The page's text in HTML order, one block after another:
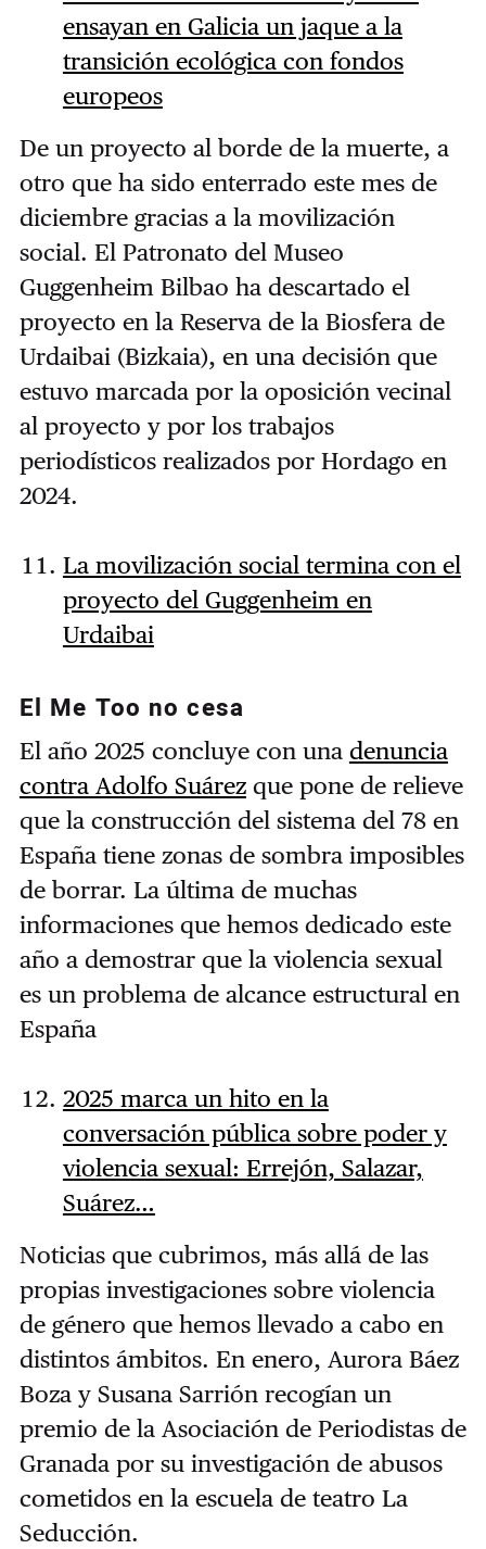
ensayan en Galicia un jaque a la
transición ecológica con fondos
europeos
De un proyecto al borde de la muerte, a
otro que ha sido enterrado este mes de
diciembre gracias a la movilización
social. El Patronato del Museo
Guggenheim Bilbao ha descartado el
proyecto en la Reserva de la Biosfera de
Urdaibai (Bizkaia), en una decisión que
estuvo marcada por la oposición vecinal
al proyecto y por los trabajos
periodísticos realizados por Hordago en
2024.
La movilización social termina con el
proyecto del Guggenheim en
Urdaibai
El Me Too no cesa
El año 2025 concluye con una denuncia
contra Adolfo Suárezque pone de relieve
que la construcción del sistema del 78 en
España tiene zonas de sombra imposibles
de borrar. La última de muchas
informaciones que hemos dedicado este
año a demostrar que la violencia sexual
es un problema de alcance estructural en
España
2025 marca un hito en la
conversación pública sobre poder y
violencia sexual: Errejón, Salazar,
Suárez…
Noticias que cubrimos, más allá de las
propias investigaciones sobre violencia
de género que hemos llevado a cabo en
distintos ámbitos. En enero, Aurora Báez
Boza y Susana Sarrión recogían un
premio de la Asociación de Periodistas de
Granada por su investigación de abusos
cometidos en la escuela de teatro La
Seducción.